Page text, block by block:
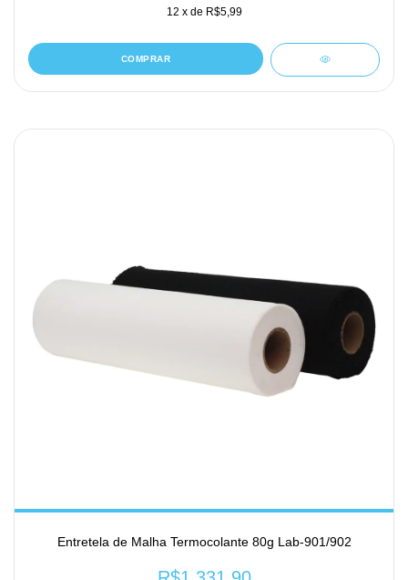
12 x de R$5,99
COMPRAR
Entretela de Malha Termocolante 80g Lab-901/902